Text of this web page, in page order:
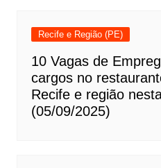
Recife e Região (PE)
10 Vagas de
cargos no
Recife e região
(05/09/2025)